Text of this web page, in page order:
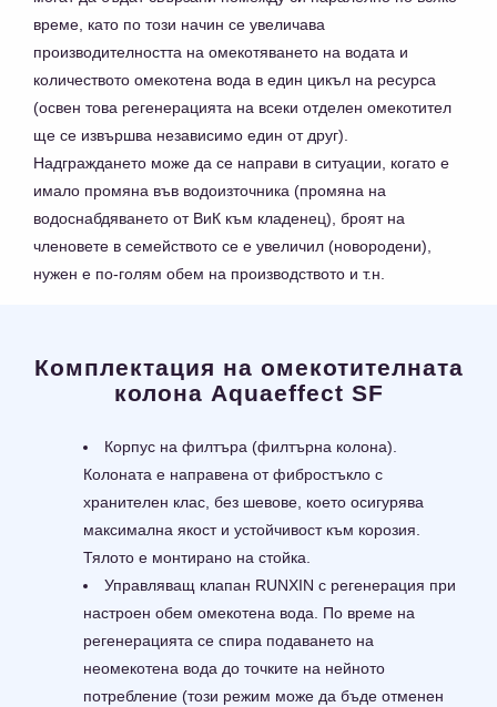
време, като по този начин се увеличава
производителността на омекотяването на водата и
количеството омекотена вода в един цикъл на ресурса
(освен това регенерацията на всеки отделен омекотител
ще се извършва независимо един от друг).
Надграждането може да се направи в ситуации, когато е
имало промяна във водоизточника (промяна на
водоснабдяването от ВиК към кладенец), броят на
членовете в семейството се е увеличил (новородени),
нужен е по-голям обем на производството и т.н.
Комплектация на омекотителната
колона Aquaeffect SF
Корпус на филтъра (филтърна колона).
Колоната е направена от фибростъкло с
хранителен клас, без шевове, което осигурява
максимална якост и устойчивост към корозия.
Тялото е монтирано на стойка.
Управляващ клапан RUNXIN с регенерация при
настроен обем омекотена вода. По време на
регенерацията се спира подаването на
неомекотена вода до точките на нейното
потребление (този режим може да бъде отменен